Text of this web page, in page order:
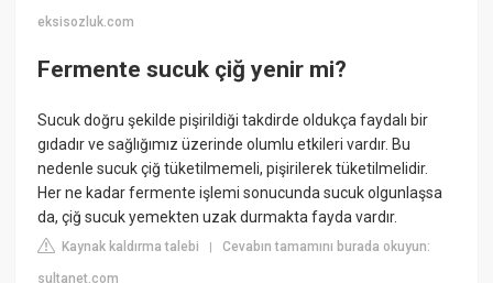
eksisozluk.com
Fermente sucuk çiğ yenir mi?
Sucuk doğru şekilde pişirildiği takdirde oldukça faydalı bir
gıdadır ve sağlığımız üzerinde olumlu etkileri vardır. Bu
nedenle sucuk çiğ tüketilmemeli, pişirilerek tüketilmelidir.
Her ne kadar fermente işlemi sonucunda sucuk olgunlaşsa
da, çiğ sucuk yemekten uzak durmakta fayda vardır.
Kaynak kaldırma talebi |Cevabın tamamını burada okuyun:
sultanet.com